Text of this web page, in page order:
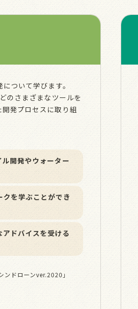
ついて学びます。
のさまざまなツールを
発プロセスに取り組
開発やウォーター
を学ぶことができ
ドバイスを受ける
ドローンver.2020」